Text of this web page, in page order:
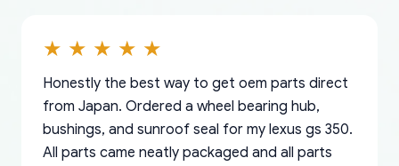
Honestly the best way to get oem parts direct
from Japan. Ordered a wheel bearing hub,
bushings, and sunroof seal for my lexus gs 350.
All parts came neatly packaged and all parts